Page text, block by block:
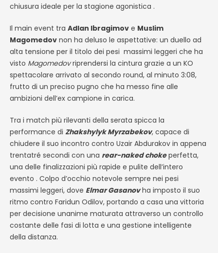
chiusura ideale per la stagione agonistica .
Il main event tra Adlan Ibragimov e Muslim
Magomedov non ha deluso le aspettative: un duello ad
alta tensione per il titolo dei pesi massimi leggeri che ha
visto Magomedovriprendersi la cintura grazie a un KO
spettacolare arrivato al secondo round, al minuto 3:08,
frutto di un preciso pugno che ha messo fine alle
ambizioni dell’ex campione in carica.
Tra i match più rilevanti della serata spicca la
performance di Zhakshylyk Myrzabekov, capace di
chiudere il suo incontro contro Uzair Abdurakov in appena
trentatré secondi con una rear-naked chokeperfetta,
una delle finalizzazioni più rapide e pulite dell’intero
evento . Colpo d’occhio notevole sempre nei pesi
massimi leggeri, dove Elmar Gasanovha imposto il suo
ritmo contro Faridun Odilov, portando a casa una vittoria
per decisione unanime maturata attraverso un controllo
costante delle fasi di lotta e una gestione intelligente
della distanza.